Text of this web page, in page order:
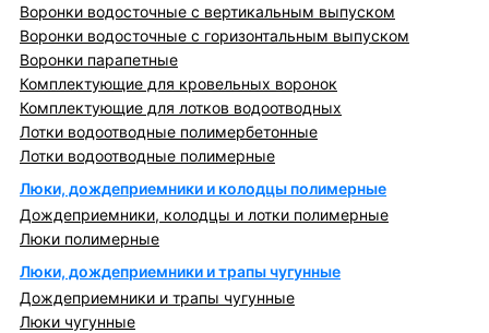
Воронки водосточные с вертикальным выпуском
Воронки водосточные с горизонтальным выпуском
Воронки парапетные
Комплектующие для кровельных воронок
Комплектующие для лотков водоотводных
Лотки водоотводные полимербетонные
Лотки водоотводные полимерные
Люки, дождеприемники и колодцы полимерные
Дождеприемники, колодцы и лотки полимерные
Люки полимерные
Люки, дождеприемники и трапы чугунные
Дождеприемники и трапы чугунные
Люки чугунные